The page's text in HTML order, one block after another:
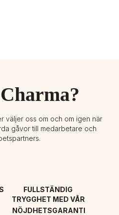
väljer oss om och om igen när
gåvor till medarbetare och
FULLSTÄNDIG
TRYGGHET MED VÅR
NÖJDHETSGARANTI